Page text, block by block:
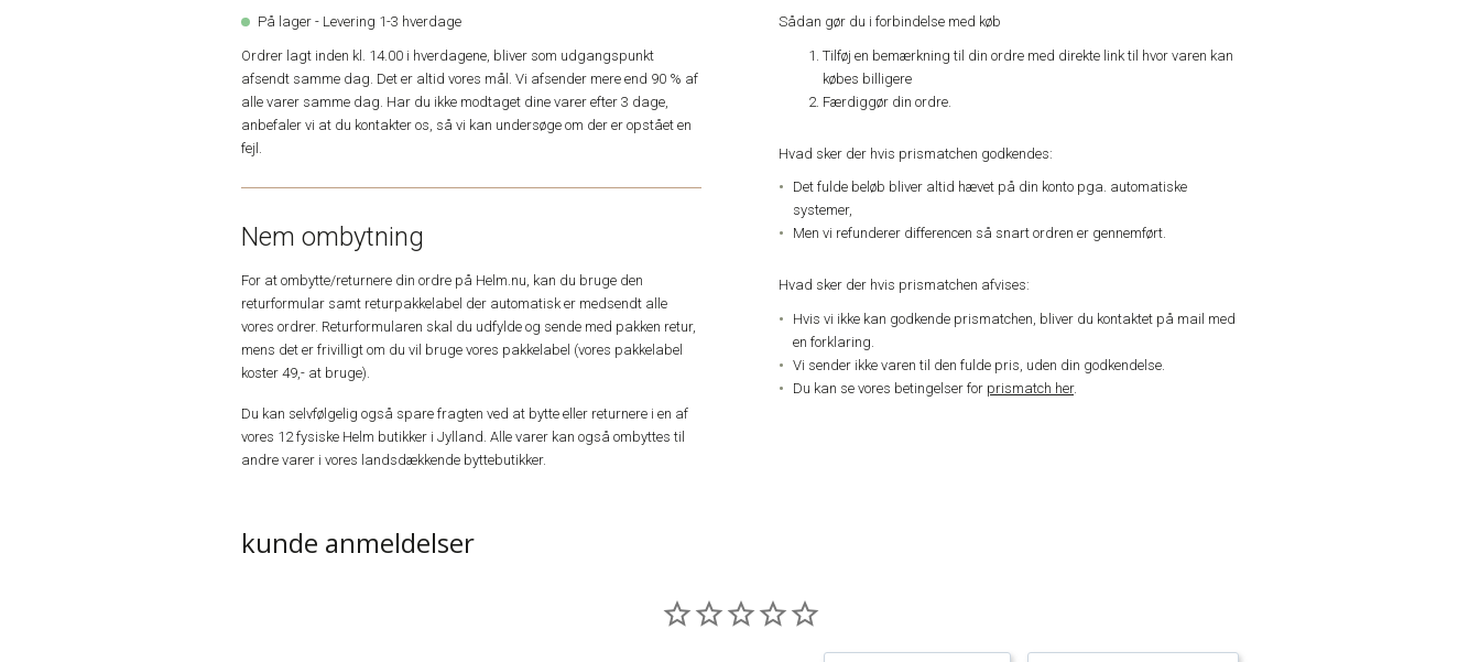
På lager - Levering 1-3 hverdage
Ordrer lagt inden kl. 14.00 i hverdagene, bliver som udgangspunkt
afsendt samme dag. Det er altid vores mål. Vi afsender mere end 90 % af
alle varer samme dag. Har du ikke modtaget dine varer efter 3 dage,
anbefaler vi at du kontakter os, så vi kan undersøge om der er opstået en
fejl.
Nem ombytning
For at ombytte/returnere din ordre på Helm.nu, kan du bruge den
returformular samt returpakkelabel der automatisk er medsendt alle
vores ordrer. Returformularen skal du udfylde og sende med pakken retur,
mens det er frivilligt om du vil bruge vores pakkelabel (vores pakkelabel
koster 49,- at bruge).
Du kan selvfølgelig også spare fragten ved at bytte eller returnere i en af
vores 12 fysiske Helm butikker i Jylland. Alle varer kan også ombyttes til
andre varer i vores landsdækkende byttebutikker.
Sådan gør du i forbindelse med køb
Tilføj en bemærkning til din ordre med direkte link til hvor varen kan
købes billigere
Færdiggør din ordre.
Hvad sker der hvis prismatchen godkendes:
Det fulde beløb bliver altid hævet på din konto pga. automatiske
systemer,
Men vi refunderer differencen så snart ordren er gennemført.
Hvad sker der hvis prismatchen afvises:
Hvis vi ikke kan godkende prismatchen, bliver du kontaktet på mail med
en forklaring.
Vi sender ikke varen til den fulde pris, uden din godkendelse.
Du kan se vores betingelser for prismatch her.
kunde anmeldelser